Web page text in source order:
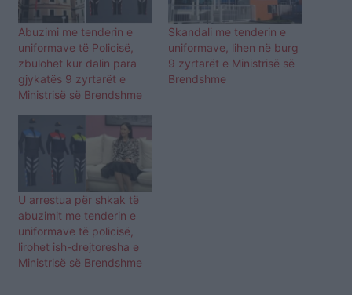
Abuzimi me tenderin e
uniformave të Policisë,
zbulohet kur dalin para
gjykatës 9 zyrtarët e
Ministrisë së Brendshme
Skandali me tenderin e
uniformave, lihen në burg
9 zyrtarët e Ministrisë së
Brendshme
U arrestua për shkak të
abuzimit me tenderin e
uniformave të policisë,
lirohet ish-drejtoresha e
Ministrisë së Brendshme